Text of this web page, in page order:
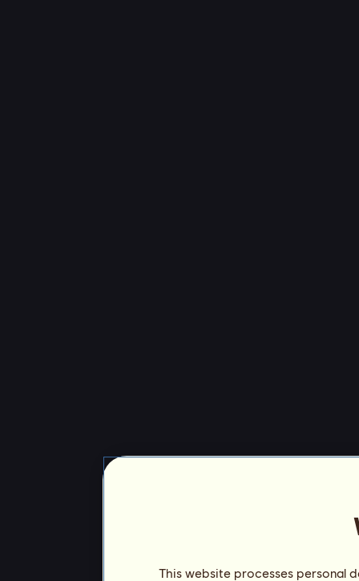
This website processes personal